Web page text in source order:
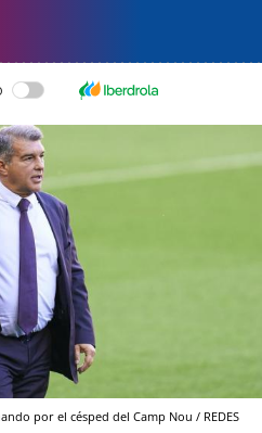
por el césped del Camp Nou / REDES